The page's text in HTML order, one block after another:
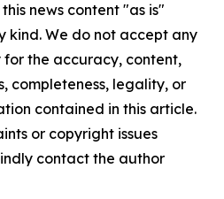
news content "as is"
kind. We do not accept any
the accuracy, content,
completeness, legality, or
contained in this article.
or copyright issues
contact the author